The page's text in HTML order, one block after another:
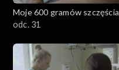
Moje 600 gramów szczęścia
odc. 31